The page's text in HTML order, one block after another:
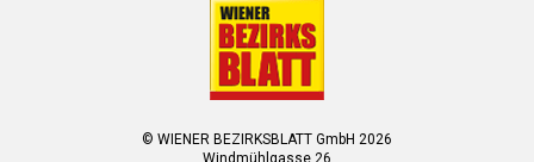
© WIENER BEZIRKSBLATT GmbH 2026